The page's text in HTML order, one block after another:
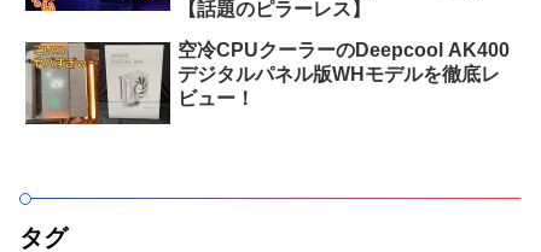
【話題のピラーレス】
空冷CPUクーラーのDeepcool AK400
デジタルパネル版WHモデルを徹底レ
ビュー！
タグ